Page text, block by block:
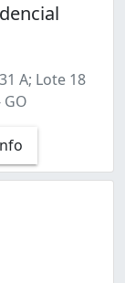
A; Lote 18